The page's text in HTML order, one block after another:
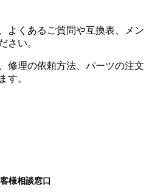
よくあるご質問や互換表、メン
さい。
修理の依頼方法、パーツの注文
す。
様相談窓口